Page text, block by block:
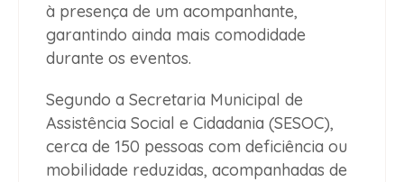
à presença de um acompanhante,
garantindo ainda mais comodidade
durante os eventos.
Segundo a Secretaria Municipal de
Assistência Social e Cidadania (SESOC),
cerca de 150 pessoas com deficiência ou
mobilidade reduzidas, acompanhadas de